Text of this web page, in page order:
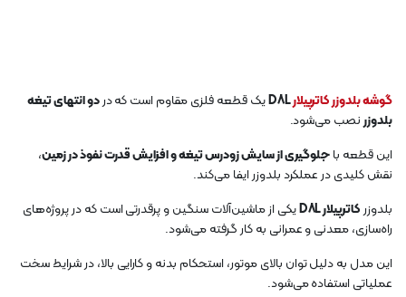
گوشه بلدوزر کاترپیلارD8L یک قطعه فلزی مقاوم است که دردو انتهای تیغه
بلدوزرنصب می‌شود.
این قطعه باجلوگیری از سایش زودرس تیغه و افزایش قدرت نفوذ در زمین،
نقش کلیدی در عملکرد بلدوزر ایفا می‌کند.
بلدوزرکاترپیلار D8L
یکی از ماشین‌آلات سنگین و پرقدرتی است که در پروژه‌های
راه‌سازی، معدنی و عمرانی به کار گرفته می‌شود.
این مدل به دلیل توان بالای موتور، استحکام بدنه و کارایی بالا، در شرایط سخت
عملیاتی استفاده می‌شود.